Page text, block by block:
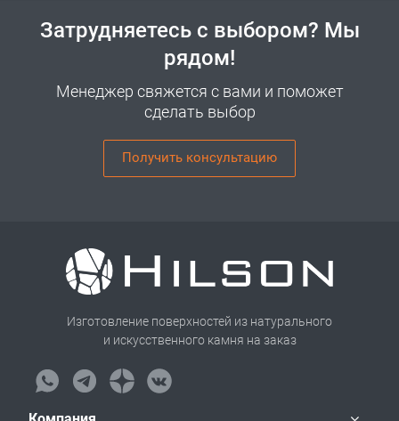
Затрудняетесь с выбором? Мы
рядом!
Менеджер свяжется с вами и поможет
сделать выбор
Получить консультацию
Изготовление поверхностей из натурального
и искусственного камня на заказ